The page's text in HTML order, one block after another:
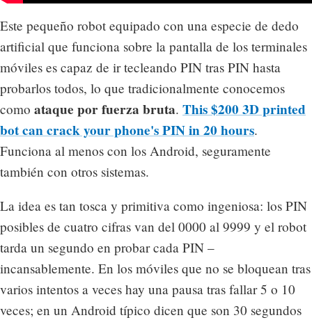
Este pequeño robot equipado con una especie de dedo
artificial que funciona sobre la pantalla de los terminales
móviles es capaz de ir tecleando PIN tras PIN hasta
probarlos todos, lo que tradicionalmente conocemos
como ataque por fuerza bruta. This $200 3D printed
bot can crack your phone's PIN in 20 hours.
Funciona al menos con los Android, seguramente
también con otros sistemas.
La idea es tan tosca y primitiva como ingeniosa: los PIN
posibles de cuatro cifras van del 0000 al 9999 y el robot
tarda un segundo en probar cada PIN –
incansablemente. En los móviles que no se bloquean tras
varios intentos a veces hay una pausa tras fallar 5 o 10
veces; en un Android típico dicen que son 30 segundos